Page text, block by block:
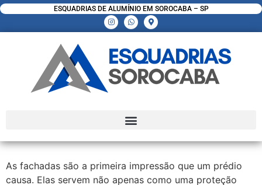
ESQUADRIAS DE ALUMÍNIO EM SOROCABA – SP
As fachadas são a primeira impressão que um prédio
causa. Elas servem não apenas como uma proteção